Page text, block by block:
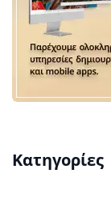
Κατηγορίες